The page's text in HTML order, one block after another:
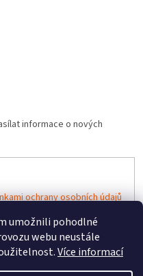
umožnili pohodlné
webu neustále
Více informací
informace o nových
ochrany osobních údajů